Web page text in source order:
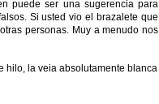
puede ser una sugerencia para
Si usted vio el brazalete que
personas. Muy a menudo nos
hilo, la veia absolutamente blanca